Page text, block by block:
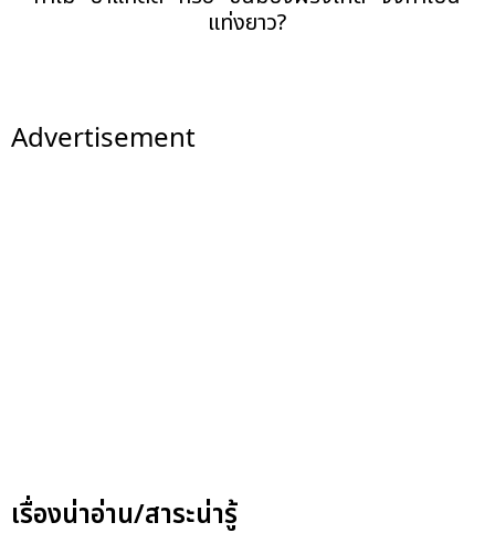
แท่งยาว?
Advertisement
เรื่องน่าอ่าน/สาระน่ารู้